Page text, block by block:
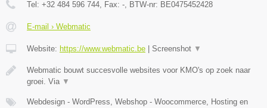
Tel: +32 484 596 744, Fax: -, BTW-nr: BE0475452428
E-mail › Webmatic
Website: https://www.webmatic.be Screenshot ▼
Webmatic bouwt succesvolle websites voor KMO's op zoek naar
groei. Via ▼
Webdesign - WordPress, Webshop - Woocommerce, Hosting en